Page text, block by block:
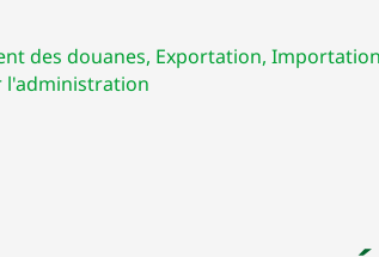
des douanes, Exportation, Importation
l'administration